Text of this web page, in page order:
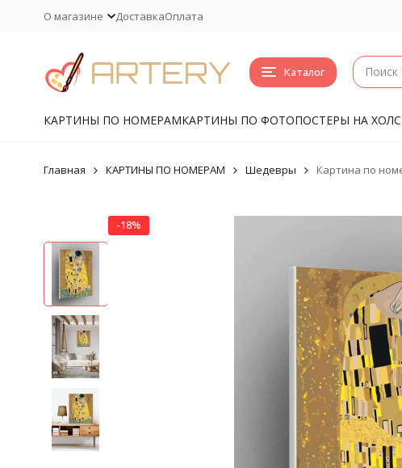
О магазине ДоставкаОплата
Каталог
КАРТИНЫ ПО НОМЕРАМКАРТИНЫ ПО ФОТОПОСТЕРЫ НА
Главная КАРТИНЫ ПО НОМЕРАМ Шедевры Картина по
-18%